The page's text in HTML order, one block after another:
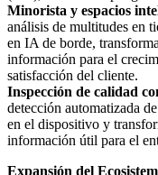
Minorista y espacios
análisis de multitudes en
en IA de borde,
información para el
satisfacción del cliente.
Inspección de calidad
detección automatizada
en el dispositivo y
información útil para el
Expansión del